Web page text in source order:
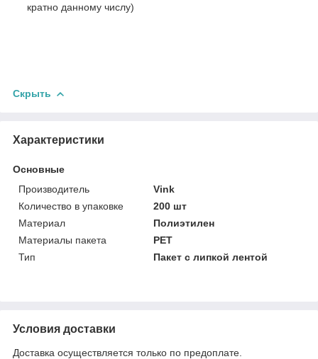
кратно данному числу)
Скрыть
Характеристики
Основные
Производитель
Vink
Количество в упаковке
200 шт
Материал
Полиэтилен
Материалы пакета
РЕТ
Тип
Пакет с липкой лентой
Условия доставки
Доставка осуществляется только по предоплате.